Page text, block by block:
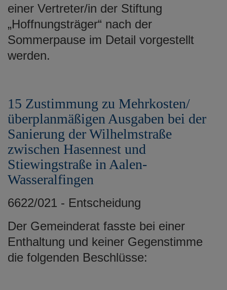
einer Vertreter/in der Stiftung
„Hoffnungsträger“ nach der
Sommerpause im Detail vorgestellt
werden.
15 Zustimmung zu Mehrkosten/
überplanmäßigen Ausgaben bei der
Sanierung der Wilhelmstraße
zwischen Hasennest und
Stiewingstraße in Aalen-
Wasseralfingen
6622/021 - Entscheidung
Der Gemeinderat fasste bei einer
Enthaltung und keiner Gegenstimme
die folgenden Beschlüsse: